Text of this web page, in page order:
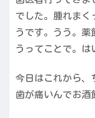
でした。腫れまく
うです。うう。薬
うってことで。は
今日はこれから、
歯が痛いんでお酒